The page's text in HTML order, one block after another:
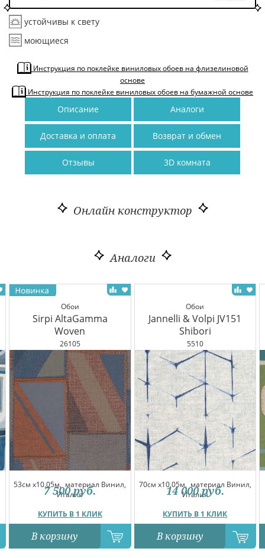
устойчивы к свету
моющиеся
Инструкция по поклейке виниловых обоев на флизелиновой
основе
Инструкция по поклейке виниловых обоев на бумажной основе
Описание Аналоги
Доставка и оплата Возврат и обмен
Отзывы 3D комната
Онлайн конструктор
Аналоги
Обои
Sirpi AltaGamma
Woven
26105
53см x10.05м, материал Винил,
Италия
КУПИТЬ В 1 КЛИК
7 500 руб.
В корзину
Обои
Jannelli & Volpi JV151
Shibori
5510
70см x10.05м, материал Винил,
Италия
КУПИТЬ В 1 КЛИК
14 000 руб.
В корзину